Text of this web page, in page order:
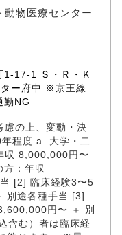
れる飼い主さま
の環境づくりを
動物医療センター
17-1 Ｓ・Ｒ・Ｋ
ー府中 ※京王線
勤NG
慮の上、変動・決
程度 a. 大学・二
収 8,000,000円〜
：年収
[2] 臨床経験3〜5
別途各種手当 [3]
円〜 ＋ 別
含む）者は臨床経